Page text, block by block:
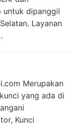
untuk dipanggil
Layanan
Merupakan
yang ada di
Kunci